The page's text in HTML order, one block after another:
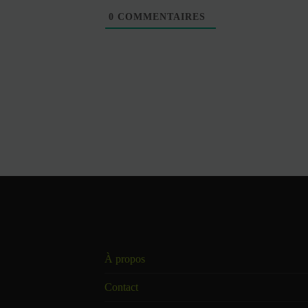
0 COMMENTAIRES
À propos
Contact